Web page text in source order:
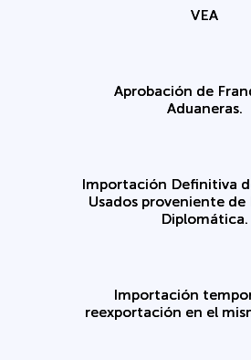
VEA
Aprobación de
Aduaneras.
Importación Definitiva
Usados proveniente de
Diplomática.
Importación
reexportación en el